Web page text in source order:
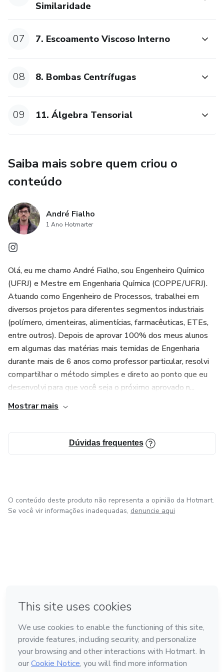
Similaridade
07 7. Escoamento Viscoso Interno
08 8. Bombas Centrífugas
09 11. Álgebra Tensorial
Saiba mais sobre quem criou o
conteúdo
André Fialho
1 Ano Hotmarter
Olá, eu me chamo André Fialho, sou Engenheiro Químico
(UFRJ) e Mestre em Engenharia Química (COPPE/UFRJ).
Atuando como Engenheiro de Processos, trabalhei em
diversos projetos para diferentes segmentos industriais
(polímero, cimenteiras, alimentícias, farmacêuticas, ETEs,
entre outros). Depois de aprovar 100% dos meus alunos
em algumas das matérias mais temidas de Engenharia
durante mais de 6 anos como professor particular, resolvi
compartilhar o método simples e direto ao ponto que eu
desenvolvi para que você seja o próximo aprovado n...
Mostrar mais
Dúvidas frequentes
O conteúdo deste produto não representa a opinião da Hotmart.
Se você vir informações inadequadas, denuncie aqui
Feito com ❤ na Cidade do México
Conheça a Hotmart